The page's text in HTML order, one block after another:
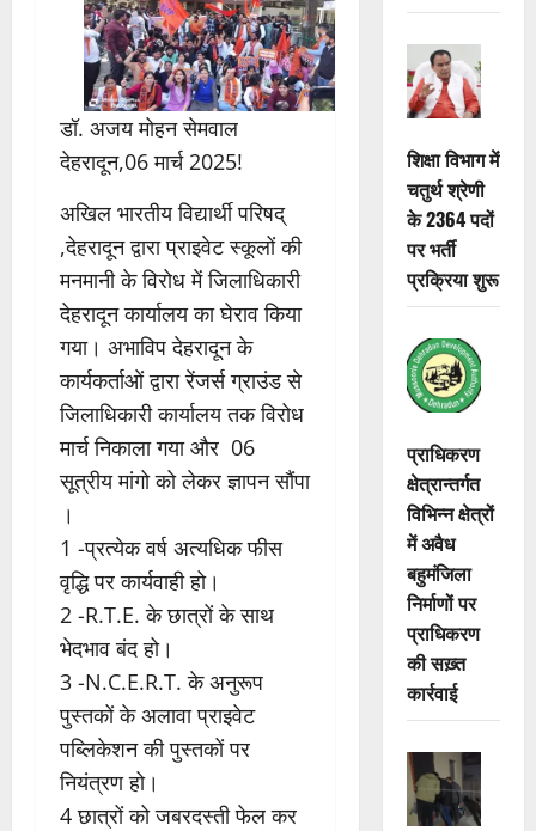
डॉ. अजय मोहन सेमवाल
देहरादून,06 मार्च 2025!
अखिल भारतीय विद्यार्थी परिषद्
,देहरादून द्वारा प्राइवेट स्कूलों की
मनमानी के विरोध में जिलाधिकारी
देहरादून कार्यालय का घेराव किया
गया। अभाविप देहरादून के
कार्यकर्ताओं द्वारा रेंजर्स ग्राउंड से
जिलाधिकारी कार्यालय तक विरोध
मार्च निकाला गया और 06
सूत्रीय मांगो को लेकर ज्ञापन सौंपा
।
1 -प्रत्येक वर्ष अत्यधिक फीस
वृद्धि पर कार्यवाही हो।
2 -R.T.E. के छात्रों के साथ
भेदभाव बंद हो।
3 -N.C.E.R.T. के अनुरूप
पुस्तकों के अलावा प्राइवेट
पब्लिकेशन की पुस्तकों पर
नियंत्रण हो।
4 छात्रों को जबरदस्ती फेल कर
शिक्षा विभाग में
चतुर्थ श्रेणी
के 2364 पदों
पर भर्ती
प्रक्रिया शुरू
प्राधिकरण
क्षेत्रान्तर्गत
विभिन्न क्षेत्रों
में अवैध
बहुमंजिला
निर्माणों पर
प्राधिकरण
की सख़्त
कार्रवाई